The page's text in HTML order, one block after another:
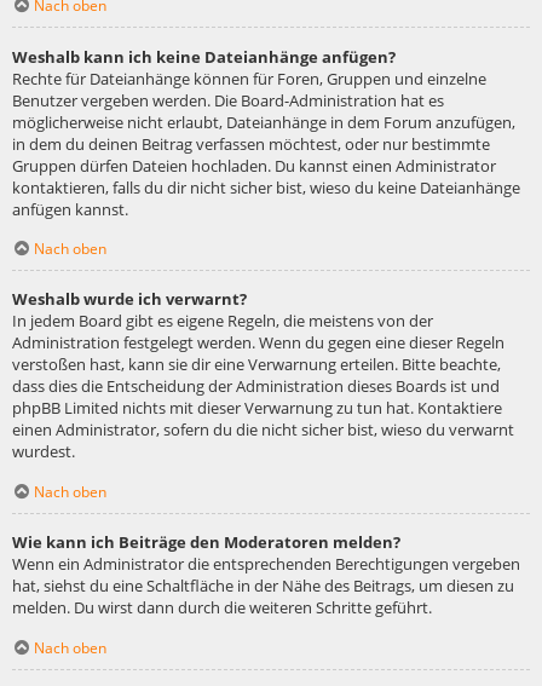
Nach oben
Weshalb kann ich keine Dateianhänge anfügen?
Rechte für Dateianhänge können für Foren, Gruppen und einzelne
Benutzer vergeben werden. Die Board-Administration hat es
möglicherweise nicht erlaubt, Dateianhänge in dem Forum anzufügen,
in dem du deinen Beitrag verfassen möchtest, oder nur bestimmte
Gruppen dürfen Dateien hochladen. Du kannst einen Administrator
kontaktieren, falls du dir nicht sicher bist, wieso du keine Dateianhänge
anfügen kannst.
Nach oben
Weshalb wurde ich verwarnt?
In jedem Board gibt es eigene Regeln, die meistens von der
Administration festgelegt werden. Wenn du gegen eine dieser Regeln
verstoßen hast, kann sie dir eine Verwarnung erteilen. Bitte beachte,
dass dies die Entscheidung der Administration dieses Boards ist und
phpBB Limited nichts mit dieser Verwarnung zu tun hat. Kontaktiere
einen Administrator, sofern du die nicht sicher bist, wieso du verwarnt
wurdest.
Nach oben
Wie kann ich Beiträge den Moderatoren melden?
Wenn ein Administrator die entsprechenden Berechtigungen vergeben
hat, siehst du eine Schaltfläche in der Nähe des Beitrags, um diesen zu
melden. Du wirst dann durch die weiteren Schritte geführt.
Nach oben